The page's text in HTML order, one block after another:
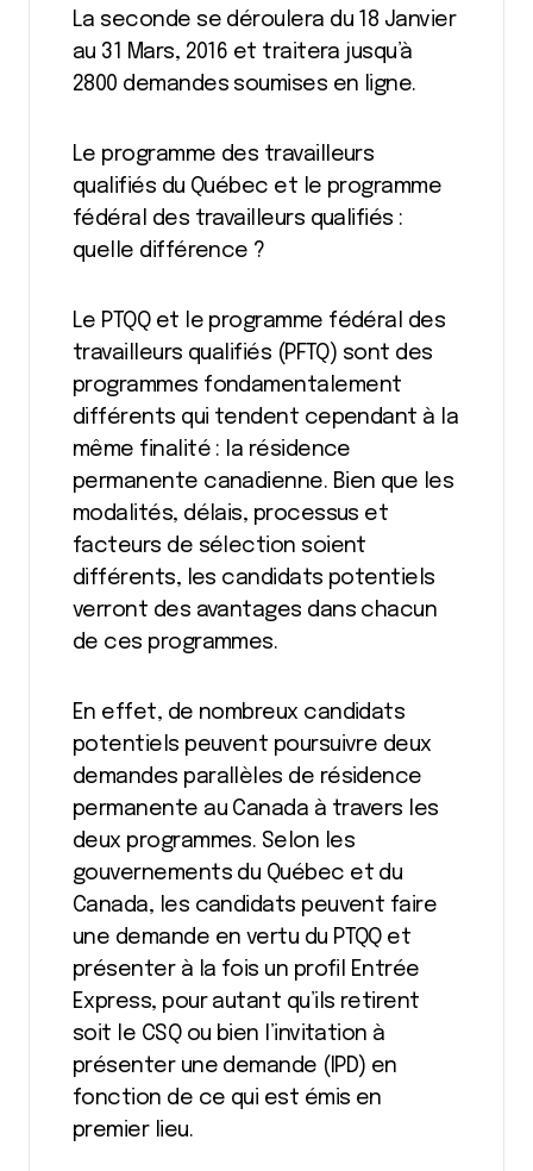
La seconde se déroulera du 18 Janvier
au 31 Mars, 2016 et traitera jusqu’à
2800 demandes soumises en ligne.
Le programme des travailleurs
qualifiés du Québec et le programme
fédéral des travailleurs qualifiés :
quelle différence ?
Le PTQQ et le programme fédéral des
travailleurs qualifiés (PFTQ) sont des
programmes fondamentalement
différents qui tendent cependant à la
même finalité : la résidence
permanente canadienne. Bien que les
modalités, délais, processus et
facteurs de sélection soient
différents, les candidats potentiels
verront des avantages dans chacun
de ces programmes.
En effet, de nombreux candidats
potentiels peuvent poursuivre deux
demandes parallèles de résidence
permanente au Canada à travers les
deux programmes. Selon les
gouvernements du Québec et du
Canada, les candidats peuvent faire
une demande en vertu du PTQQ et
présenter à la fois un profil Entrée
Express, pour autant qu’ils retirent
soit le CSQ ou bien l’invitation à
présenter une demande (IPD) en
fonction de ce qui est émis en
premier lieu.